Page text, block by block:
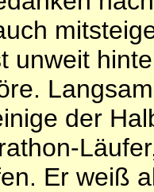
unweit
der
Er weiß